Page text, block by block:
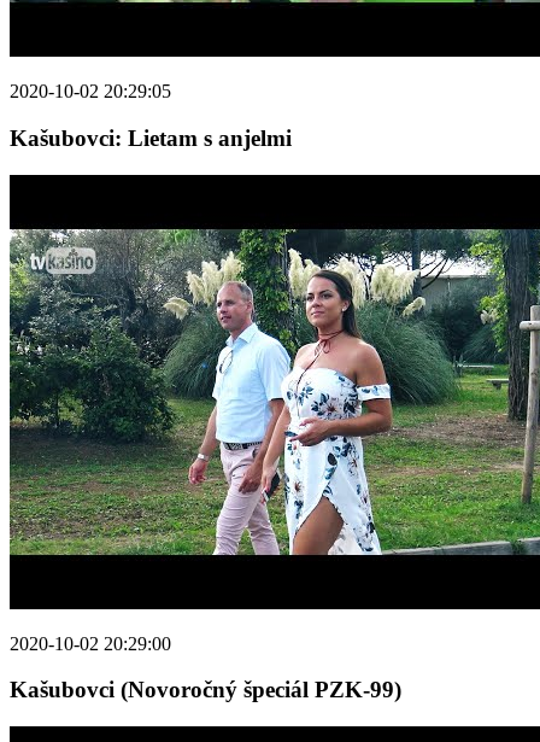
2020-10-02 20:29:05
Kašubovci: Lietam s anjelmi
2020-10-02 20:29:00
Kašubovci (Novoročný špeciál PZK-99)